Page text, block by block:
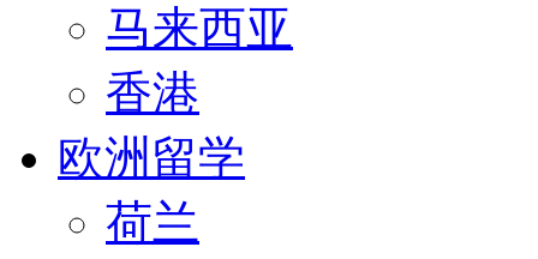
马来西亚
香港
欧洲留学
荷兰